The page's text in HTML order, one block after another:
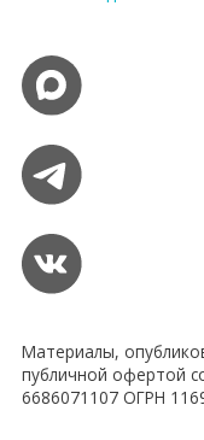
Материалы,
публичной офертой
6686071107 ОГРН